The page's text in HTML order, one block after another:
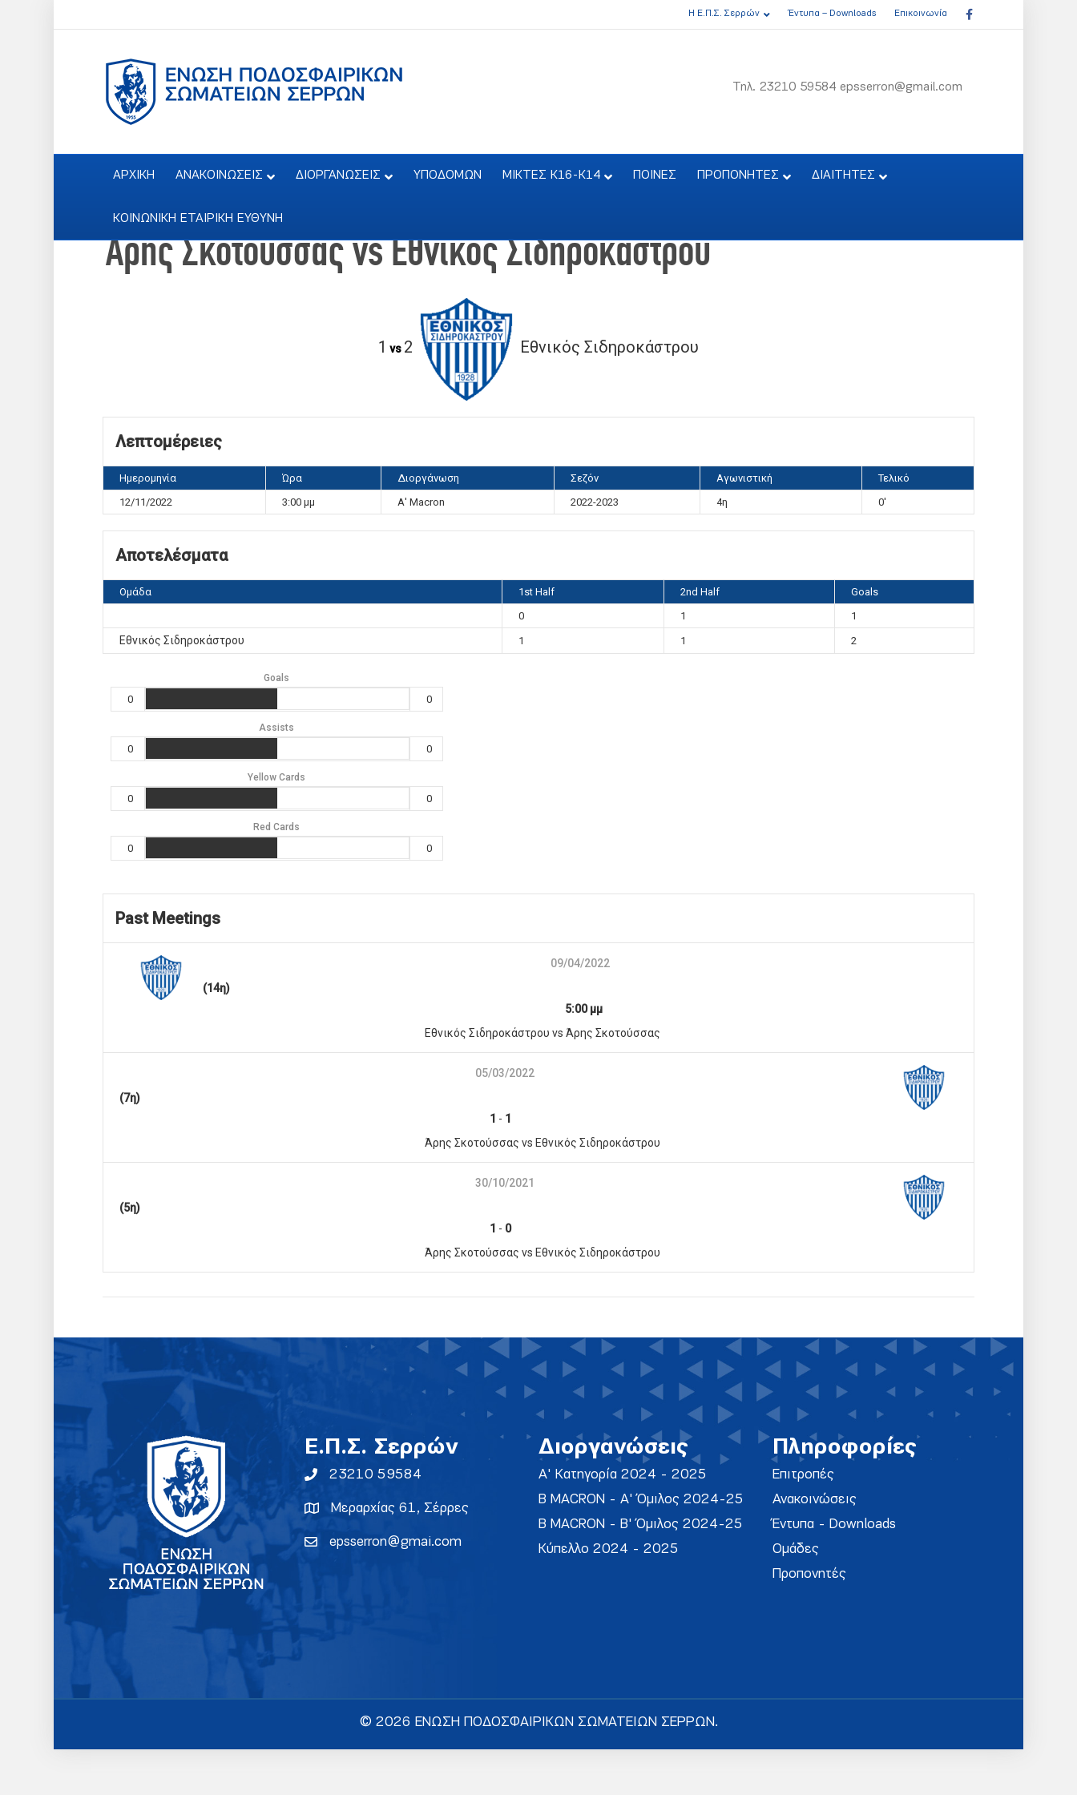
Η Ε.Π.Σ. Σερρών Έντυπα – Downloads Επικοινωνία Facebook
Τηλ. 23210 59584 epsserron@gmail.com
ΑΡΧΙΚΗ ΑΝΑΚΟΙΝΩΣΕΙΣ ΔΙΟΡΓΑΝΩΣΕΙΣ ΥΠΟΔΟΜΩΝ ΜΙΚΤΕΣ Κ16-Κ14 ΠΟΙΝΕΣ ΠΡΟΠΟΝΗΤΕΣ ΔΙΑΙΤΗΤΕΣ
ΚΟΙΝΩΝΙΚΗ ΕΤΑΙΡΙΚΗ ΕΥΘΥΝΗ
Άρης Σκοτούσσας vs Εθνικός Σιδηροκάστρου
1 vs 2 Εθνικός Σιδηροκάστρου
Λεπτομέρειες
Ημερομηνία Ώρα Διοργάνωση Σεζόν Αγωνιστική
Τελικό
12/11/2022
3:00 μμ Α' Macron 2022-2023 4η 0'
Αποτελέσματα
Ομάδα 1st Half 2nd Half
Goals
0
1 1
Εθνικός Σιδηροκάστρου 1 1 2
Goals
0 0
Assists
0 0
Yellow Cards
0 0
Red Cards
0 0
Past Meetings
09/04/2022
(14η)
5:00 μμ
Εθνικός Σιδηροκάστρου vs Άρης Σκοτούσσας
05/03/2022
(7η)
1 - 1
Άρης Σκοτούσσας vs Εθνικός Σιδηροκάστρου
30/10/2021
(5η)
1 - 0
Άρης Σκοτούσσας vs Εθνικός Σιδηροκάστρου
E.Π.Σ. Σερρών
23210 59584
Μεραρχίας 61, Σέρρες
epsserron@gmai.com
Διοργανώσεις
Α' Κατηγορία 2024 - 2025
Β MACRON - Α' Όμιλος 2024-25
Β MACRON - Β' Όμιλος 2024-25
Κύπελλο 2024 - 2025
Πληροφορίες
Επιτροπές
Ανακοινώσεις
Έντυπα - Downloads
Ομάδες
Προπονητές
© 2026 ΕΝΩΣΗ ΠΟΔΟΣΦΑΙΡΙΚΩΝ ΣΩΜΑΤΕΙΩΝ ΣΕΡΡΩΝ.